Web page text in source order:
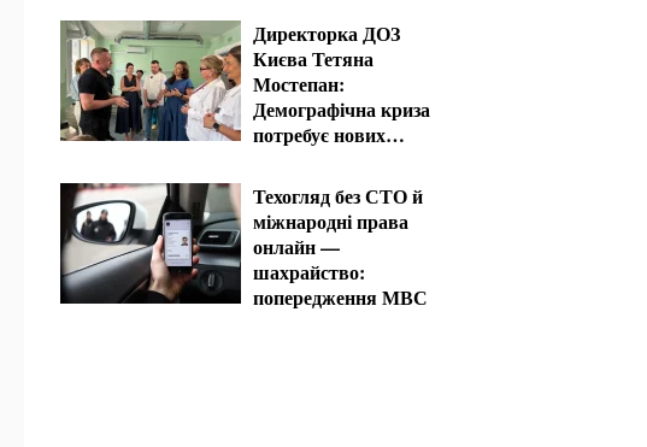
Директорка ДОЗ
Києва Тетяна
Мостепан:
Демографічна криза
потребує нових
Техогляд без СТО й
міжнародні права
онлайн —
шахрайство:
попередження МВС